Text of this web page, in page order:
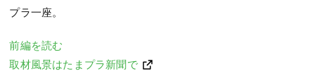
プラ一座。
前編を読む
取材風景はたまプラ新聞で